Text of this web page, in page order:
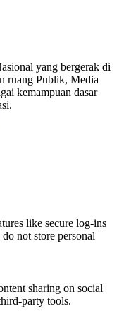
yang bergerak di
ruang Publik, Media
kemampuan dasar
like secure log-ins
not store personal
sharing on social
party tools.